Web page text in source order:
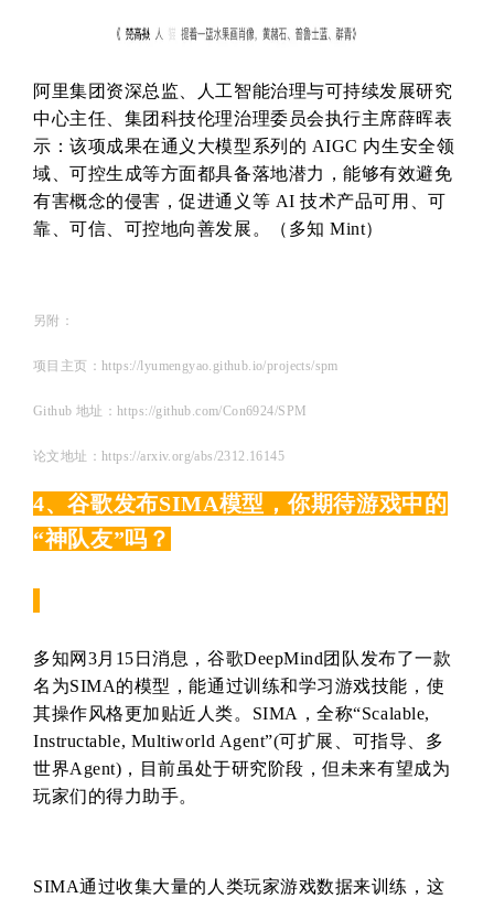
阿里集团资深总监、人工智能治理与可持续发展研究
中心主任、集团科技伦理治理委员会执行主席薛晖表
示：该项成果在通义大模型系列的 AIGC 内生安全领
域、可控生成等方面都具备落地潜力，能够有效避免
有害概念的侵害，促进通义等 AI 技术产品可用、可
靠、可信、可控地向善发展。
（多知 Mint）
另附：
项目主页：https://lyumengyao.github.io/projects/spm
Github 地址：https://github.com/Con6924/SPM
论文地址：https://arxiv.org/abs/2312.16145
4、谷歌发布SIMA模型，你期待游戏中的
“神队友”吗？
多知网3月15日消息，谷歌DeepMind团队发布了一款
名为SIMA的模型，能通过训练和学习游戏技能，使
其操作风格更加贴近人类。SIMA，全称“Scalable,
Instructable, Multiworld Agent”(可扩展、可指导、多
世界Agent)，目前虽处于研究阶段，但未来有望成为
玩家们的得力助手。
SIMA通过收集大量的人类玩家游戏数据来训练，这